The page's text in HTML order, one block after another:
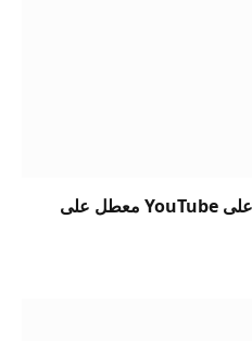
وضع صورة داخل صورة (PiP) على YouTube معطل على